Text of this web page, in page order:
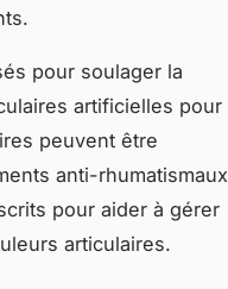
pour soulager la
artificielles pour
peuvent être
anti-rhumatismaux
pour aider à gérer
articulaires.